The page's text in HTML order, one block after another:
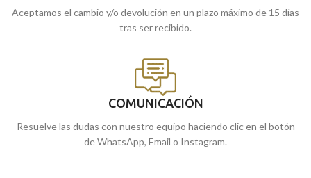
Aceptamos el cambio y/o devolución en un plazo máximo de 15 días
tras ser recibido.
COMUNICACIÓN
Resuelve las dudas con nuestro equipo haciendo clic en el botón
de WhatsApp, Email o Instagram.